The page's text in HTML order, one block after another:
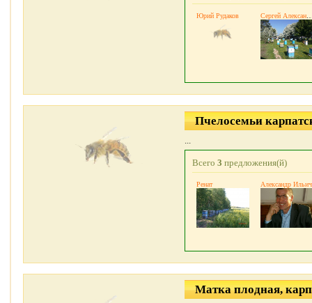
Юрий Рудаков
Пчелосемьи
...
Всего 3 предложения(й)
Ренат Александр Ильич
Матка плодная,